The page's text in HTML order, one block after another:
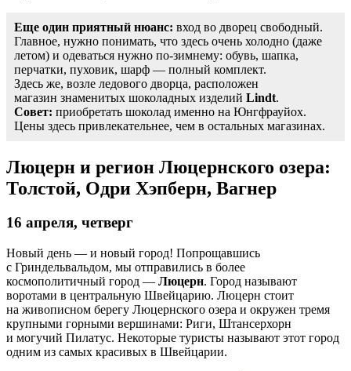
Еще один приятный нюанс: вход во дворец свободный.
Главное, нужно понимать, что здесь очень холодно (даже
летом) и одеваться нужно по-зимнему: обувь, шапка,
перчатки, пуховик, шарф — полный комплект.
Здесь же, возле ледового дворца, расположен
магазин знаменитых шоколадных изделий Lindt.
Совет: приобретать шоколад именно на Юнгфрауйох.
Цены здесь привлекательнее, чем в остальных магазинах.
Люцерн и регион Люцернского озера:
Толстой, Одри Хэпберн, Вагнер
16 апреля, четверг
Новый день — и новый город! Попрощавшись
с Гриндельвальдом, мы отправились в более
космополитичный город — Люцерн. Город называют
воротами в центральную Швейцарию. Люцерн стоит
на живописном берегу Люцернского озера и окружен тремя
крупными горными вершинами: Риги, Штансерхорн
и могучий Пилатус. Некоторые туристы называют этот город
одним из самых красивых в Швейцарии.